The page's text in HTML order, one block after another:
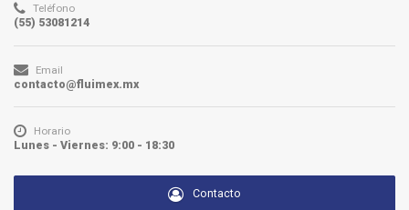
Contacto
Teléfono
(55) 53081214
Email
contacto@fluimex.mx
Horario
Lunes - Viernes: 9:00 - 18:30